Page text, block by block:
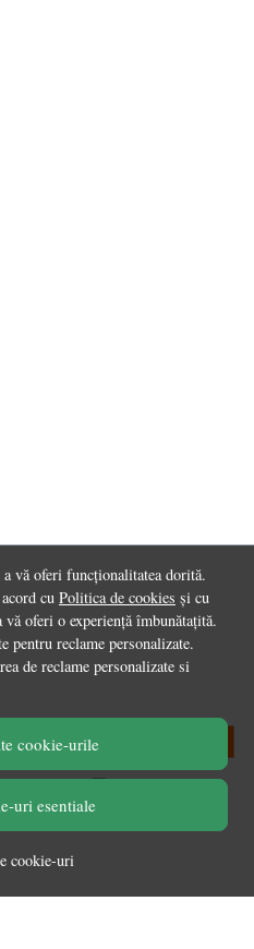
vă oferi funcționalitatea dorită.
cu Politica de cookies și cu
oferi o experiență îmbunătațită.
pentru reclame personalizate.
de reclame personalizate si
cookie-urile
uri esentiale
cookie-uri